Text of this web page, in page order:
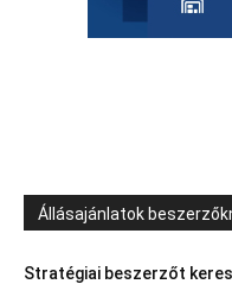
Állásajánlatok
Stratégiai beszerzőt